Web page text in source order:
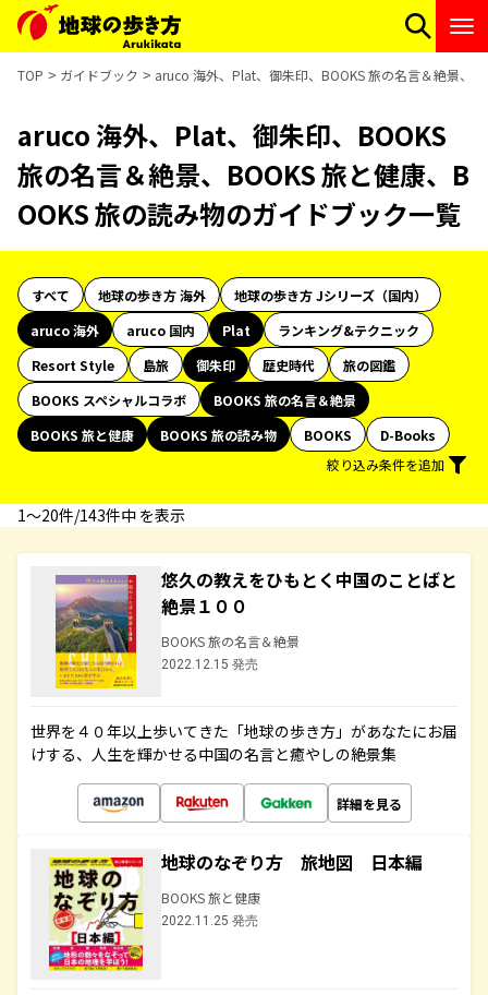
TOP ガイドブック aruco 海外、Plat、御朱印、BOOKS 旅の名言＆絶景、
aruco 海外、Plat、御朱印、BOOKS
旅の名言＆絶景、BOOKS 旅と健康、B
OOKS 旅の読み物のガイドブック一覧
すべて 地球の歩き方 海外
地球の歩き方 Jシリーズ（国内）
aruco 海外
aruco 国内 Plat
ランキング&テクニック
Resort Style
島旅 御朱印 歴史時代
旅の図鑑
BOOKS スペシャルコラボ
BOOKS 旅の名言＆絶景
BOOKS 旅と健康
BOOKS 旅の読み物 BOOKS
D-Books
絞り込み条件を追加
1〜20件/143件中 を表示
悠久の教えをひもとく中国のことばと
絶景１００
BOOKS 旅の名言＆絶景
2022.12.15 発売
世界を４０年以上歩いてきた「地球の歩き方」があなたにお届
けする、人生を輝かせる中国の名言と癒やしの絶景集
詳細を見る
地球のなぞり方 旅地図 日本編
BOOKS 旅と健康
2022.11.25 発売